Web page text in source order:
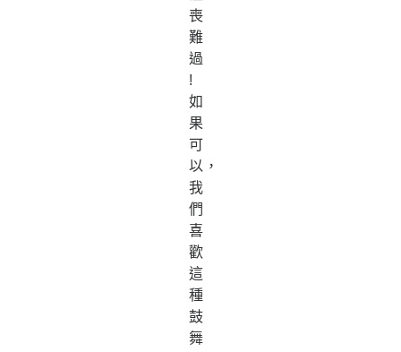
喪
難
過
!
如
果
可
以，
我
們
喜
歡
這
種
鼓
舞